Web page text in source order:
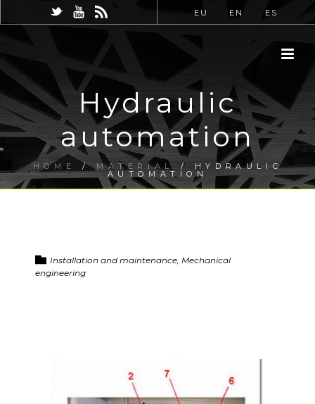
EU EN ES
Hydraulic
automation
HOME / MATERIAL / HYDRAULIC
AUTOMATION
Installation and maintenance, Mechanical
engineering